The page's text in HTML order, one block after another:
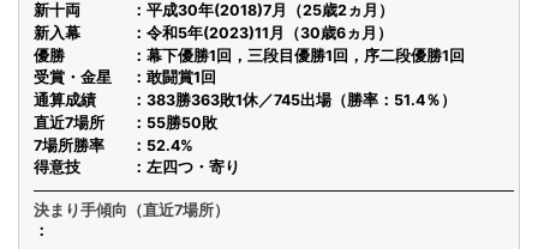
新十両
平成30年(2018)7月（25歳2ヵ月）
新入幕
令和5年(2023)11月（30歳6ヵ月）
優勝
幕下優勝1回，三段目優勝1回，序二段優勝1回
受賞・金星
敢闘賞1回
通算成績
383勝363敗1休／745出場（勝率：51.4％）
直近7場所
55勝50敗
7場所勝率
52.4%
得意技
左四つ・寄り
決まり手傾向（直近7場所）